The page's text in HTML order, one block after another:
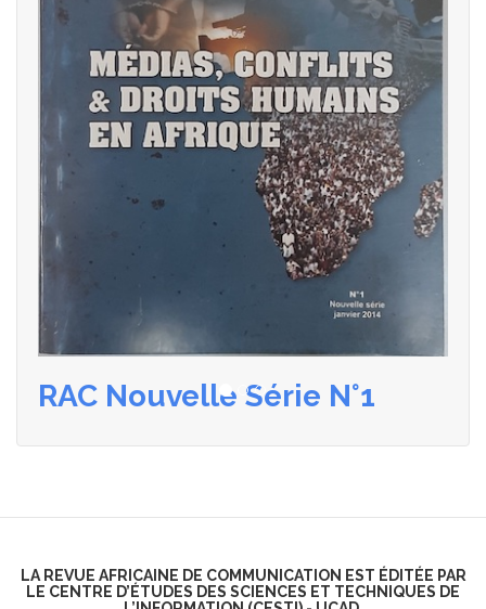
RAC Nouvelle Série N°1
LA REVUE AFRICAINE DE COMMUNICATION EST ÉDITÉE PAR
LE CENTRE D’ÉTUDES DES SCIENCES ET TECHNIQUES DE